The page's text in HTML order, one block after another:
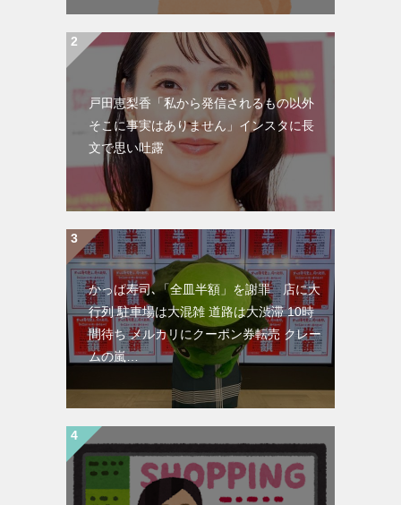
戸田恵梨香「私から発信されるもの以外
そこに事実はありません」インスタに長
文で思い吐露
かっぱ寿司､「全皿半額」を謝罪 店に大
行列 駐車場は大混雑 道路は大渋滞 10時
間待ち メルカリにクーポン券転売 クレー
ムの嵐…